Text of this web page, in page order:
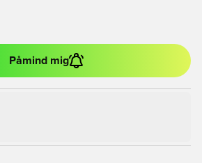
Påmind mig